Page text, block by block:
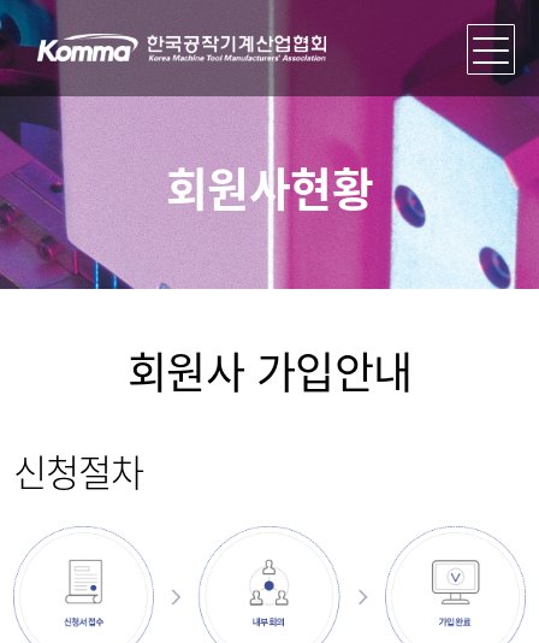
회원사현황
회원사 가입안내
신청절차